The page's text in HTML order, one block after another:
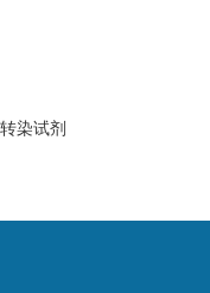
染试剂